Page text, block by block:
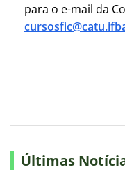
para o e-mail da
Últimas